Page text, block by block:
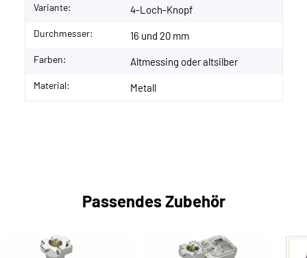
Variante: 4-Loch-Knopf
Durchmesser: 16 und 20 mm
Farben: Altmessing oder altsilber
Material: Metall
Passendes Zubehör